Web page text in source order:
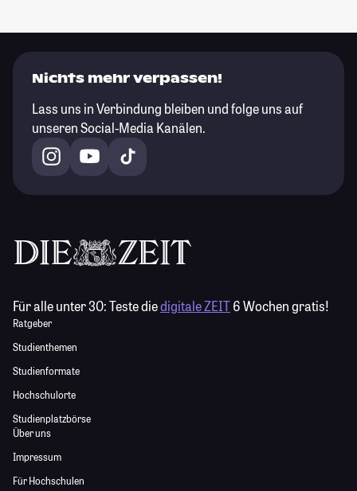
Nichts mehr verpassen!
Lass uns in Verbindung bleiben und folge uns auf
unseren Social-Media Kanälen.
Für alle unter 30:Teste diedigitale ZEIT6 Wochen gratis!
Ratgeber
Studienthemen
Studienformate
Hochschulorte
Studienplatzbörse
Über uns
Impressum
Für Hochschulen